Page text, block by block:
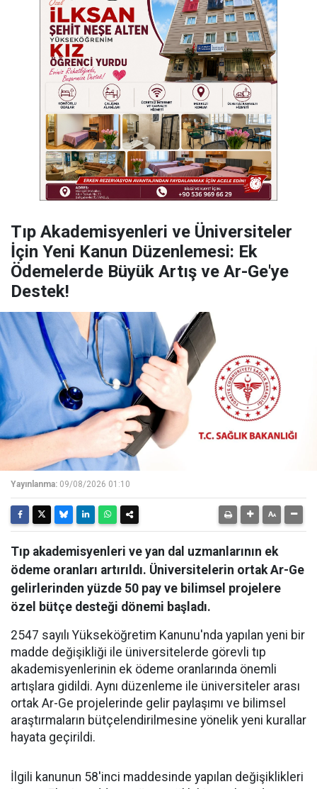
​Tıp Akademisyenleri ve Üniversiteler
İçin Yeni Kanun Düzenlemesi: Ek
Ödemelerde Büyük Artış ve Ar-Ge'ye
Destek!
Yayınlanma: 09/08/2026 01:10
Tıp akademisyenleri ve yan dal uzmanlarının ek
ödeme oranları artırıldı. Üniversitelerin ortak Ar-Ge
gelirlerinden yüzde 50 pay ve bilimsel projelere
özel bütçe desteği dönemi başladı.
2547 sayılı Yükseköğretim Kanunu'nda yapılan yeni bir
madde değişikliği ile üniversitelerde görevli tıp
akademisyenlerinin ek ödeme oranlarında önemli
artışlara gidildi. Aynı düzenleme ile üniversiteler arası
ortak Ar-Ge projelerinde gelir paylaşımı ve bilimsel
araştırmaların bütçelendirilmesine yönelik yeni kurallar
hayata geçirildi.
​İlgili kanunun 58'inci maddesinde yapılan değişiklikleri